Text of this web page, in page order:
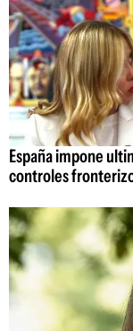
España impone
controles